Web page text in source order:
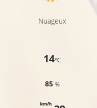
Nuageux
14°C
85%
km/h